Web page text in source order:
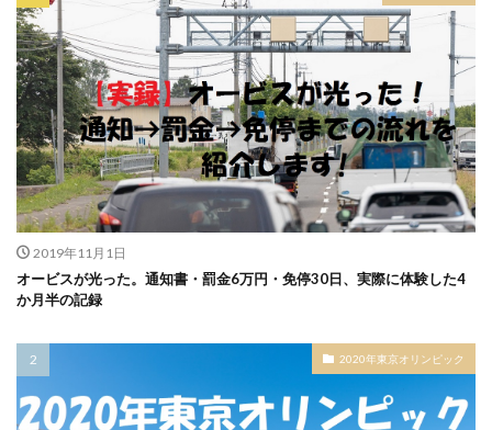
2019年11月1日
オービスが光った。通知書・罰金6万円・免停30日、実際に体験した4
か月半の記録
2020年東京オリンピック